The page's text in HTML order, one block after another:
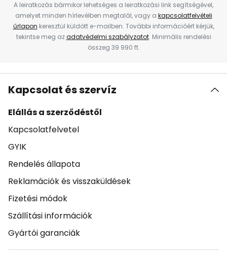
A leiratkozás bármikor lehetséges a leiratkozási link segítségével,
amelyet minden hírlevélben megtalál, vagy a kapcsolatfelvételi
űrlapon keresztül küldött e-mailben. További információért kérjük,
tekintse meg azadatvédelmi szabályzatot. Minimális rendelési
összeg 39 990 ft.
Kapcsolat és szervíz
Elállás a szerződéstől
Kapcsolatfelvetel
GYIK
Rendelés állapota
Reklamációk és visszaküldések
Fizetési módok
Szállítási információk
Gyártói garanciák